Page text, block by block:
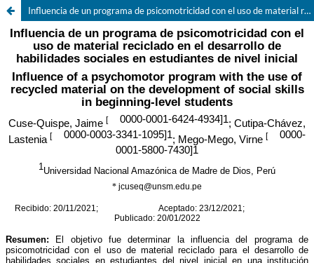
Influencia de un programa de psicomotricidad con el uso de material reciclado en el desarrollo de habilidades sociales en estudiantes de nivel inicial